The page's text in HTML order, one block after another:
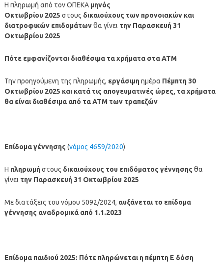
Η πληρωμή από τον ΟΠΕΚΑμηνός
Οκτωβρίου2025 στους δικαιούχους των προνοιακών και
διατροφικών επιδομάτωνθα γίνει την Παρασκευή 31
Οκτωβρίου 2025
Πότε εμφανίζονται διαθέσιμα τα χρήματα στα ΑΤΜ
Την προηγούμενη της πληρωμής, εργάσιμηημέρα Πέμπτη 30
Οκτωβρίου 2025 και κατά τις απογευματινές ώρες, τα χρήματα
θα είναι διαθέσιμα από τα ΑΤΜ των τραπεζών
Επίδομα γέννησης (νόμος 4659/2020)
Η πληρωμήστους δικαιούχους του επιδόματος γέννησης θα
γίνει την Παρασκευή 31 Οκτωβρίου 2025
Με διατάξεις του νόμου 5092/2024, αυξάνεται το επίδομα
γέννησης αναδρομικά από 1.1.2023
Επίδομα παιδιού 2025: Πότε πληρώνεται η πέμπτη Ε δόση